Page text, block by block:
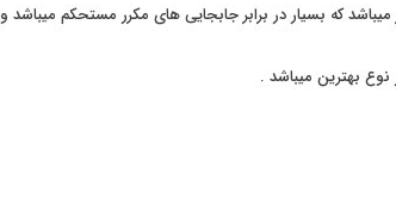
که بسیار در برابر جابجایی های مکرر مستحکم میباشد و
بهترین میباشد .